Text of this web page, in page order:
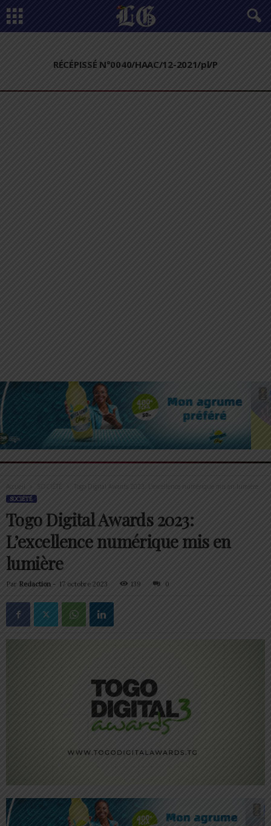
RÉCÉPISSÉ N°0040/HAAC/12-2021/pl/P
Accueil Togo Digital Awards 2023: L’excellence numérique mis en lumière
SOCIÉTÉ
Togo Digital Awards 2023:
L’excellence numérique mis en
lumière
Par Redaction - 17 octobre 2023 139 0